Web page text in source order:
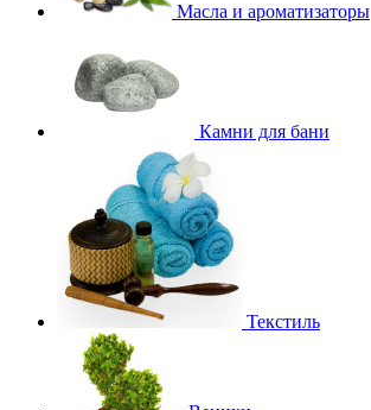
Масла и ароматизаторы
Камни для бани
Текстиль